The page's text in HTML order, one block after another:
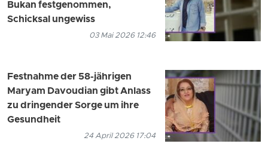
Bukan festgenommen,
Schicksal ungewiss
03 Mai 2026 12:46
Festnahme der 58-jährigen
Maryam Davoudian gibt Anlass
zu dringender Sorge um ihre
Gesundheit
24 April 2026 17:04